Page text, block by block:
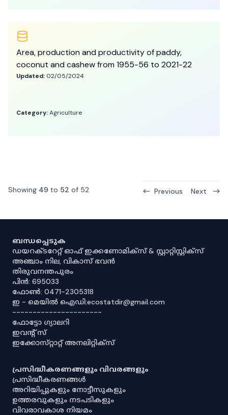
Area, production and productivity of paddy,
coconut and cashew from 1955-56 to 2021-22
Updated: 02/05/2024
Category:Agriculture
Showing 49 to 52 of 52 Previous Next
ബന്ധപ്പെടുക
ഡയറക്ടറേറ്റ് ഓഫ് ഇക്കണോമിക്സ് & സ്റ്റാറ്റിസ്റ്റിക്സ്
അഞ്ചാം നില, വികാസ് ഭവൻ
തിരുവനന്തപുരം
പിൻ: 695033
ഫോൺ: 0471-2305318
ഇ - മെയിൽ ഐഡി:ecostatdir@gmail.com
----------------------
ഫോട്ടോ ഗ്യാലറി
ഇവൻ്റ് സ്
ഇക്കോസ്‌റ്റാറ്റ് അനലിറ്റിക്‌സ്
പ്രസിദ്ധീകരണങ്ങളും വിവരങ്ങളും
പ്രസിദ്ധീകരണങ്ങൾ
അറിയിപ്പുകളും നോട്ടീസുകളും
ഉത്തരവുകളും നടപടികളും
വിവരാവകാശ നിയമം